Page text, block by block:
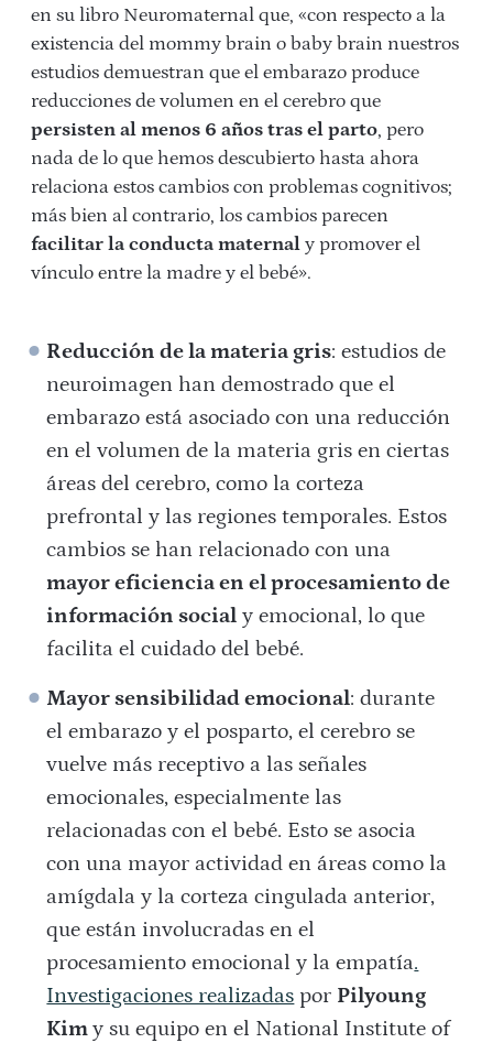
en su libro Neuromaternal que, «con respecto a la
existencia del mommy brain o baby brain nuestros
estudios demuestran que el embarazo produce
reducciones de volumen en el cerebro que
persisten al menos 6 años tras el parto, pero
nada de lo que hemos descubierto hasta ahora
relaciona estos cambios con problemas cognitivos;
más bien al contrario, los cambios parecen
facilitar la conducta maternal y promover el
vínculo entre la madre y el bebé».
Reducción de la materia gris: estudios de
neuroimagen han demostrado que el
embarazo está asociado con una reducción
en el volumen de la materia gris en ciertas
áreas del cerebro, como la corteza
prefrontal y las regiones temporales. Estos
cambios se han relacionado con una
mayor eficiencia en el procesamiento de
información social y emocional, lo que
facilita el cuidado del bebé.
Mayor sensibilidad emocional: durante
el embarazo y el posparto, el cerebro se
vuelve más receptivo a las señales
emocionales, especialmente las
relacionadas con el bebé. Esto se asocia
con una mayor actividad en áreas como la
amígdala y la corteza cingulada anterior,
que están involucradas en el
procesamiento emocional y la empatía.
Investigaciones realizadas por Pilyoung
Kimy su equipo en el National Institute of